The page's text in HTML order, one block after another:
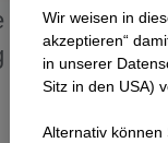
zentrale Rolle
spielte.
Wir weisen in
akzeptieren“
in unserer
Sitz in den USA)
Alternativ können